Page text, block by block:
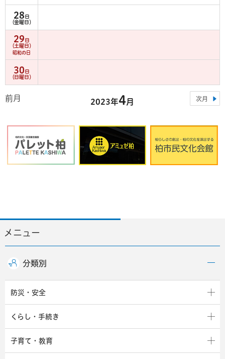
28 日
（金曜日）
29 日
（土曜日）
昭和の日
30 日
（日曜日）
前月 2023年4月 次月
メニュー
分類別
防災・安全
くらし・手続き
子育て・教育